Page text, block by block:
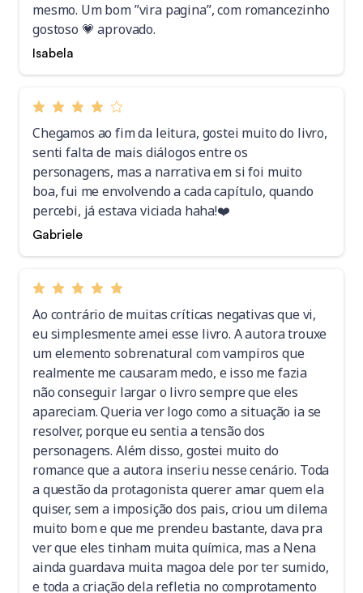
mesmo. Um bom ”vira pagina”, com romancezinho
gostoso 💗 aprovado.
Isabela
Chegamos ao fim da leitura, gostei muito do livro,
senti falta de mais diálogos entre os
personagens, mas a narrativa em si foi muito
boa, fui me envolvendo a cada capítulo, quando
percebi, já estava viciada haha!❤️
Gabriele
Ao contrário de muitas críticas negativas que vi,
eu simplesmente amei esse livro. A autora trouxe
um elemento sobrenatural com vampiros que
realmente me causaram medo, e isso me fazia
não conseguir largar o livro sempre que eles
apareciam. Queria ver logo como a situação ia se
resolver, porque eu sentia a tensão dos
personagens. Além disso, gostei muito do
romance que a autora inseriu nesse cenário. Toda
a questão da protagonista querer amar quem ela
quiser, sem a imposição dos pais, criou um dilema
muito bom e que me prendeu bastante, dava pra
ver que eles tinham muita química, mas a Nena
ainda guardava muita magoa dele por ter sumido,
e toda a criação dela refletia no comprotamento